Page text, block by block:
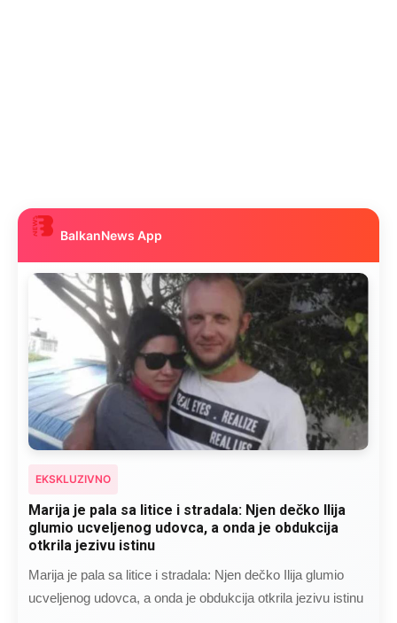
BalkanNews App
EKSKLUZIVNO
Kad se Marin suprug razbolio ona ga kupala,
pelene mu mijenjala: Jedno jutro je poslao po
čokoladu..
Kad se Marin suprug razbolio ona ga kupala, pelene mu
mijenjala: Jedno jutro je poslao po čokoladu..